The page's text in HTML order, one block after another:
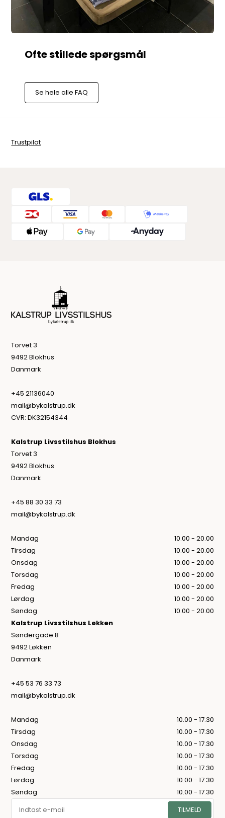
Se hele alle FAQ
Trustpilot
Torvet 3
9492 Blokhus
Danmark
+45 21136040
mail@bykalstrup.dk
CVR: DK32154344
Kalstrup Livsstilshus Blokhus
Torvet 3
9492 Blokhus
Danmark
+45 88 30 33 73
mail@bykalstrup.dk
Mandag
10.00 - 20.00
Tirsdag
10.00 - 20.00
Onsdag
10.00 - 20.00
Torsdag
10.00 - 20.00
Fredag
10.00 - 20.00
Lørdag
10.00 - 20.00
Søndag
10.00 - 20.00
Kalstrup Livsstilshus Løkken
Søndergade 8
9492 Løkken
Danmark
+45 53 76 33 73
mail@bykalstrup.dk
Mandag
10.00 - 17.30
Tirsdag
10.00 - 17.30
Onsdag
10.00 - 17.30
Torsdag
10.00 - 17.30
Fredag
10.00 - 17.30
Lørdag
10.00 - 17.30
Søndag
10.00 - 17.30